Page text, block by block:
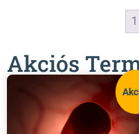
1
Akciós